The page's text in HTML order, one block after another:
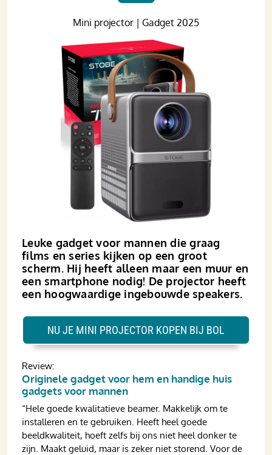
Leuke gadget voor mannen die graag
films en series kijken op een groot
scherm. Hij heeft alleen maar een muur en
een smart­phone nodig! De projector heeft
een hoogwaardige ingebouwde speakers.
Mini projector | Gadget 2025
Review:
Originele gadget voor hem en handige huis
gadgets voor mannen
“Hele goede kwalitatieve beamer. Makkelijk om te
installeren en te gebruiken. Heeft heel goede
beeldkwaliteit, hoeft zelfs bij ons niet heel donker te
zijn. Maakt geluid, maar is zeker niet storend. Voor de
NU JE MINI PROJECTOR KOPEN BIJ BOL